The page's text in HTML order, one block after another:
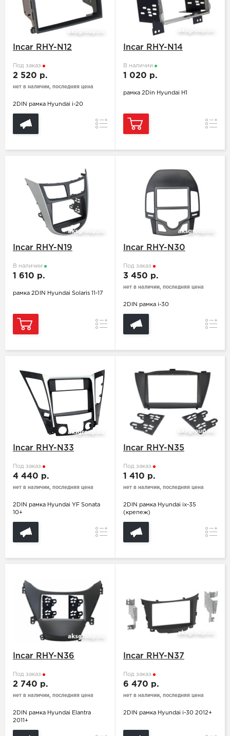
Incar RHY-N12
Под заказ
2 520 р.
нет в наличии, последняя цена
2DIN рамка Hyundai i-20
Сравнение
Incar RHY-N14
В наличии
1 020 р.
рамка 2Din Hyundai H1
Incar RHY-N19
В наличии
1 610 р.
рамка 2DIN Hyundai Solaris 11-17
Сравнение
Incar RHY-N30
Под заказ
3 450 р.
нет в наличии, последняя цена
2DIN рамка i-30
Incar RHY-N33
Под заказ
4 440 р.
нет в наличии, последняя цена
2DIN рамка Hyundai YF Sonata
10+
Сравнение
Incar RHY-N35
Под заказ
1 410 р.
нет в наличии, последняя цена
2DIN рамка Hyundai ix-35
(крепеж)
Incar RHY-N36
Под заказ
2 740 р.
нет в наличии, последняя цена
2DIN рамка Hyundai Elantra
2011+
Incar RHY-N37
Под заказ
6 470 р.
нет в наличии, последняя цена
2DIN рамка Hyundai i-30 2012+